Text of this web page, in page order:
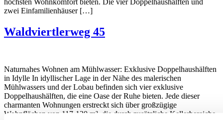
zwei Einfamilienhäuser […]
Waldviertlerweg 45
Naturnahes Wohnen am Mühlwasser: Exklusive Doppelhaushälften
in Idylle In idyllischer Lage in der Nähe des malerischen
Mühlwassers und der Lobau befinden sich vier exklusive
Doppelhaushälften, die eine Oase der Ruhe bieten. Jede dieser
charmanten Wohnungen erstreckt sich über großzügige
Wohnflächen von 117-120 m², die durch zusätzliche Kellerbereiche